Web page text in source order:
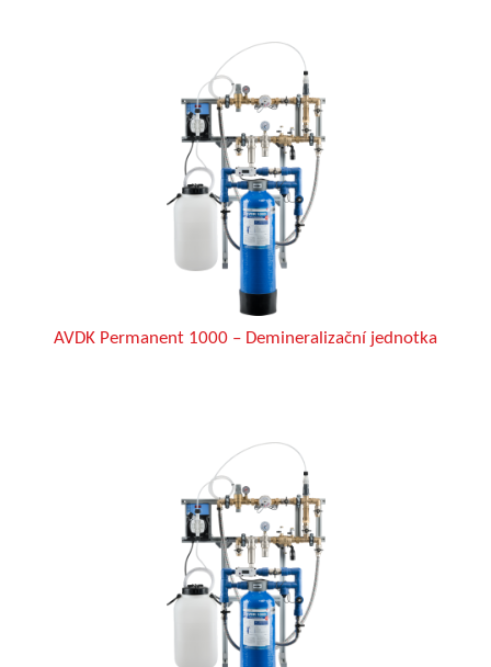
AVDK Permanent 1000 – Demineralizační jednotka